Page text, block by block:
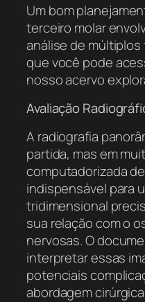
Um bom
terceiro molar
análise de
que você pode
nosso acervo
Avaliação
A radiografia
partida, mas em
computadorizada
indispensável para
tridimensional
sua relação com o
nervosas. O
interpretar essas
potenciais
abordagem